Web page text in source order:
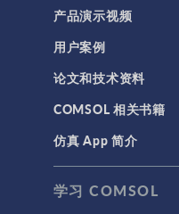
等离子体物理
科学新闻
结构 & 声学
MEMS & 压电器件
声学与振动
岩土力学
材料模型
产品演示视频
用户案例
论文和技术资料
COMSOL 相关书籍
仿真 App 简介
学习 COMSOL